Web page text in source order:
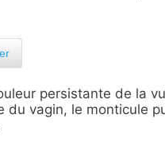
persistante de la
du vagin, le monticule